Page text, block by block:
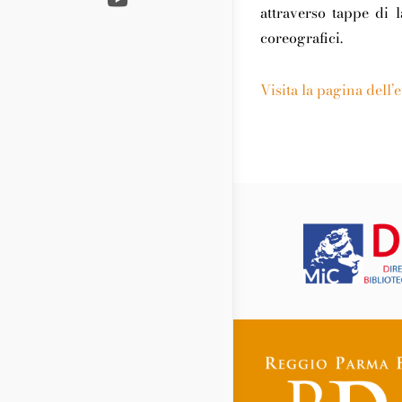
attraverso tappe di
coreografici.
Visita la pagina